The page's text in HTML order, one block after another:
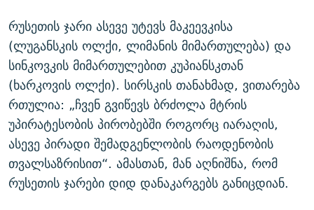
რუსეთის ჯარი ასევე უტევს მაკეევკისა
(ლუგანსკის ოლქი, ლიმანის მიმართულება) და
სინკოვკის მიმართულებით კუპიანსკთან
(ხარკოვის ოლქი). სირსკის თანახმად, ვითარება
რთულია: „ჩვენ გვიწევს ბრძოლა მტრის
უპირატესობის პირობებში როგორც იარაღის,
ასევე პირადი შემადგენლობის რაოდენობის
თვალსაზრისით“. ამასთან, მან აღნიშნა, რომ
რუსეთის ჯარები დიდ დანაკარგებს განიცდიან.